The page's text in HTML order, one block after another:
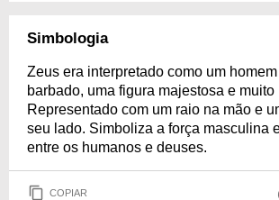
Simbologia
Zeus era interpretado como um
barbado, uma figura majestosa e muito
Representado com um raio na mão e
seu lado. Simboliza a força masculina
entre os humanos e deuses.
COPIAR